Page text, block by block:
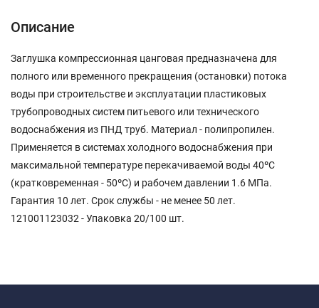
Описание
Заглушка компрессионная цанговая предназначена для
полного или временного прекращения (остановки) потока
воды при строительстве и эксплуатации пластиковых
трубопроводных систем питьевого или технического
водоснабжения из ПНД труб. Материал - полипропилен.
Применяется в системах холодного водоснабжения при
максимальной температуре перекачиваемой воды 40ºС
(кратковременная - 50ºС) и рабочем давлении 1.6 МПа.
Гарантия 10 лет. Срок службы - не менее 50 лет.
121001123032 - Упаковка 20/100 шт.